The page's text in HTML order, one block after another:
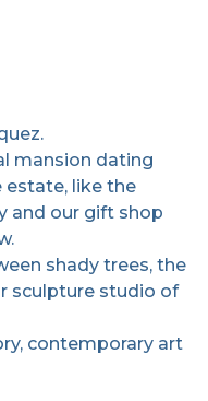
mansion dating
estate, like the
and our gift shop
shady trees, the
sculpture studio of
contemporary art